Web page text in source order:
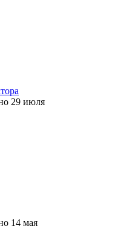
29 июля
14 мая